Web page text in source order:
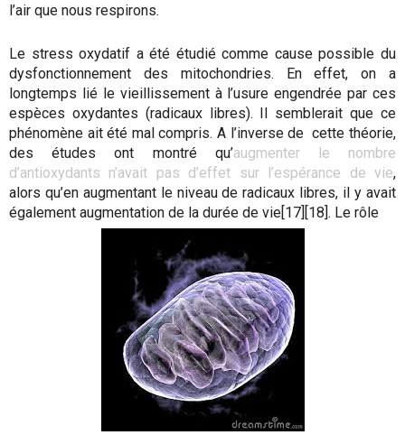
l’air que nous respirons.
Le stress oxydatif a été étudié comme cause possible du
dysfonctionnement des mitochondries. En effet, on a
longtemps lié le vieillissement à l’usure engendrée par ces
espèces oxydantes (radicaux libres). Il semblerait que ce
phénomène ait été mal compris. A l’inverse de cette théorie,
des études ont montré qu’augmenter le nombre
d’antioxydants n’avait pas d’effet sur l’espérance de vie,
alors qu’en augmentant le niveau de radicaux libres, il y avait
également augmentation de la durée de vie[17][18]. Le rôle